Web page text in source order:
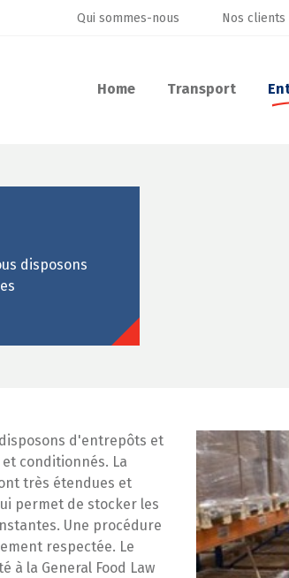
Home Transport
Qui sommes-nous Nos clients
disposons
d'entrepôts et
conditionnés. La
très étendues et
permet de stocker les
Une procédure
respectée. Le
à la General Food Law